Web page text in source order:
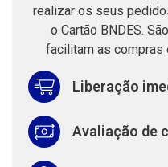
realizar os seus
o Cartão BNDES.
facilitam as compras
Liberação
Avaliação de